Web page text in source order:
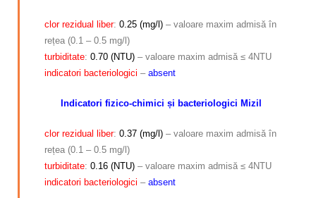
clor rezidual liber: 0.25 (mg/l) – valoare maxim admisă în
rețea (0.1 – 0.5 mg/l)
turbiditate: 0.70 (NTU) – valoare maxim admisă ≤ 4NTU
indicatori bacteriologici – absent
Indicatori fizico-chimici și bacteriologici Mizil
clor rezidual liber: 0.37 (mg/l) – valoare maxim admisă în
rețea (0.1 – 0.5 mg/l)
turbiditate: 0.16 (NTU) – valoare maxim admisă ≤ 4NTU
indicatori bacteriologici – absent